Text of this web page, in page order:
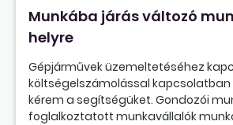
Munkába járás változó
helyre
Gépjárművek üzemeltetéséhez
költségelszámolással
kérem a segítségüket. Gondozói
foglalkoztatott munkavállalók